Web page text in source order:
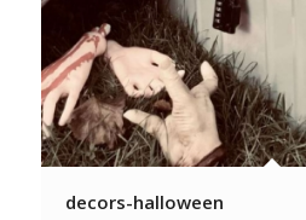
decors-halloween